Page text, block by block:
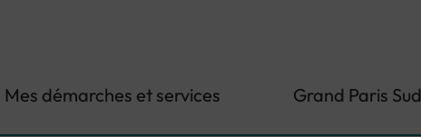
Mes démarches et services Grand Paris Sud